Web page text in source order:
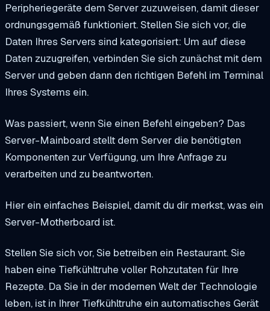
Peripheriegeräte dem Server zuzuweisen, damit dieser
ordnungsgemäß funktioniert. Stellen Sie sich vor, die
Daten Ihres Servers sind kategorisiert: Um auf diese
Daten zuzugreifen, verbinden Sie sich zunächst mit dem
Server und geben dann den richtigen Befehl im Terminal
Ihres Systems ein.
Was passiert, wenn Sie einen Befehl eingeben? Das
Server-Mainboard stellt dem Server die benötigten
Komponenten zur Verfügung, um Ihre Anfrage zu
verarbeiten und zu beantworten.
Hier ein einfaches Beispiel, damit du dir merkst, was ein
Server-Motherboard ist.
Stellen Sie sich vor, Sie betreiben ein Restaurant. Sie
haben eine Tiefkühltruhe voller Rohzutaten für Ihre
Rezepte. Da Sie in der modernen Welt der Technologie
leben, ist in Ihrer Tiefkühltruhe ein automatisches Gerät